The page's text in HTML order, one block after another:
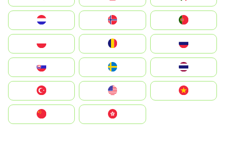
United States
中國香港特別行政區